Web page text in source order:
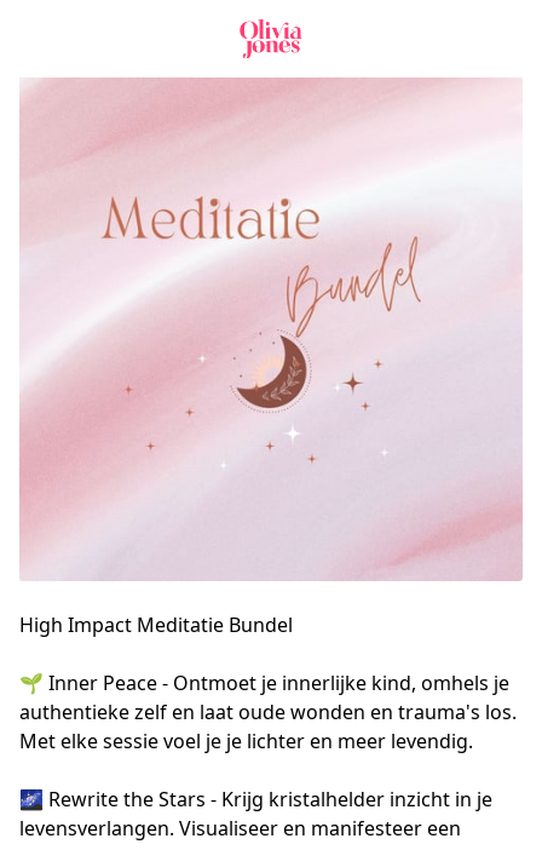
High Impact Meditatie Bundel
🌱 Inner Peace - Ontmoet je innerlijke kind, omhels je
authentieke zelf en laat oude wonden en trauma's los.
Met elke sessie voel je je lichter en meer levendig.
🌌 Rewrite the Stars - Krijg kristalhelder inzicht in je
levensverlangen. Visualiseer en manifesteer een